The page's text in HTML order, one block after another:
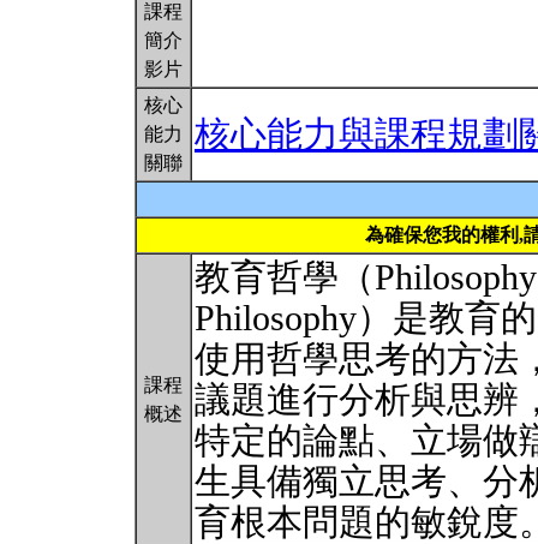
課程
簡介
影片
核心
能力
關聯
核心能力與課程規劃
為確保您我的權利,
課程
概述
教育哲學（
Philosophy）是教育
使用哲學思考的方法
議題進行分析與思辨
特定的論點、立場做
生具備獨立思考、分
育根本問題的敏銳度